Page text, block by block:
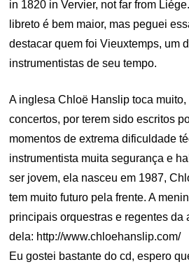
in 1820 in Vervier, not far from
libreto é bem maior, mas peguei
destacar quem foi Vieuxtemps, um
instrumentistas de seu tempo.
A inglesa Chloë Hanslip toca
concertos, por terem sido escritos
momentos de extrema dificuldade
instrumentista muita segurança e
ser jovem, ela nasceu em 1987,
tem muito futuro pela frente. A
principais orquestras e regentes da
dela: http://www.chloehanslip.com/
Eu gostei bastante do cd, espero